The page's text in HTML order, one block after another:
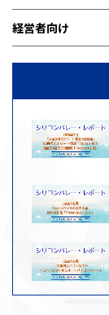
経営者向け